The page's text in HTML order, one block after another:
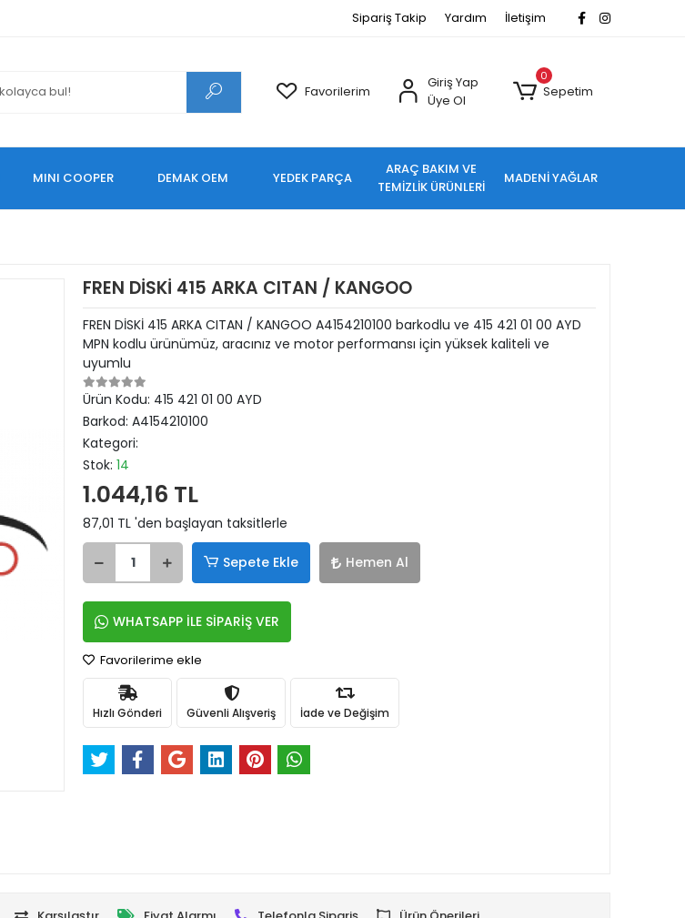
Sipariş Takip Yardım İletişim
Favorilerim
Giriş Yap
Üye Ol
0
Sepetim
MINI COOPER DEMAK OEM YEDEK PARÇA
ARAÇ BAKIM VE
TEMİZLİK ÜRÜNLERİ
MADENİ YAĞLAR
FREN DİSKİ 415 ARKA CITAN / KANGOO
FREN DİSKİ 415 ARKA CITAN / KANGOO A4154210100 barkodlu ve 415 421 01 00 AYD
MPN kodlu ürünümüz, aracınız ve motor performansı için yüksek kaliteli ve
uyumlu
Ürün Kodu: 415 421 01 00 AYD
Barkod: A4154210100
Kategori:
Stok: 14
1.044,16 TL
87,01 TL 'den başlayan taksitlerle
Sepete Ekle Hemen Al
WHATSAPP İLE SİPARİŞ VER
Favorilerime ekle
Hızlı Gönderi Güvenli Alışveriş İade ve Değişim